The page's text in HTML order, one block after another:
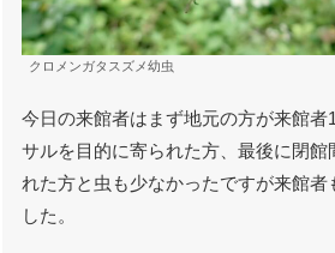
クロメンガタスズメ幼虫
今日の来館者はまず地元の方が来館者
サルを目的に寄られた方、最後に閉館
れた方と虫も少なかったですが来館者
した。